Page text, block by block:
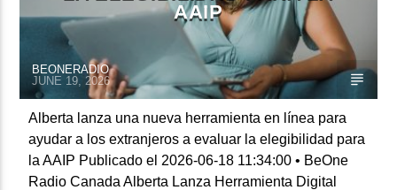
AAIP
BEONERADIO
JUNE 19, 2026
Alberta lanza una nueva herramienta en línea para
ayudar a los extranjeros a evaluar la elegibilidad para
la AAIP Publicado el 2026-06-18 11:34:00 • BeOne
Radio Canada Alberta Lanza Herramienta Digital